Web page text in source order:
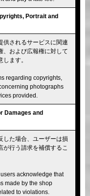
Portrait and
供されるサービスに関連
、および広報権に対して
ます。
regarding copyrights,
photographs
provided.
Damages and
した場合、ユーザーは損
が行う請求を補償するこ
acknowledge that
made by the shop
to violations.